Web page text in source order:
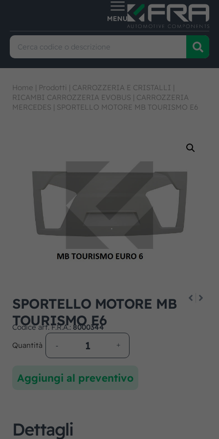
Home | Prodotti | CARROZZERIA E CRISTALLI |
RICAMBI CARROZZERIA EVOBUS | CARROZZERIA
MERCEDES | SPORTELLO MOTORE MB TOURISMO E6
SPORTELLO MOTORE MB
TOURISMO E6
Codice art. F.R.A.: 8000344
Quantità
Aggiungi al preventivo
Dettagli